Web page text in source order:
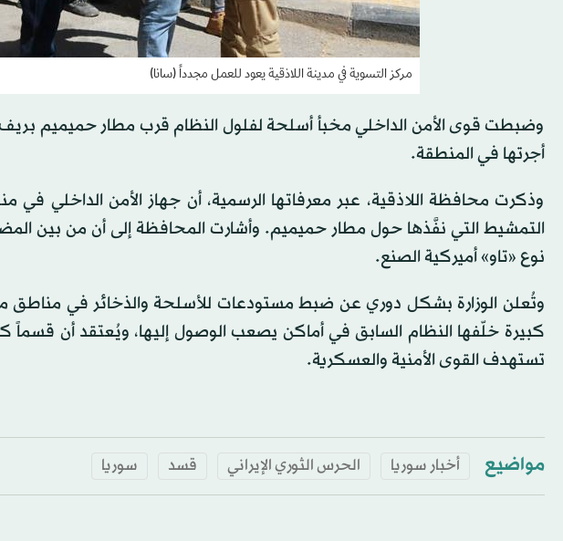
مركز التسوية في مدينة اللاذقية يعود للعمل مجدداً (سانا)
وضبطت قوى الأمن الداخلي مخبأ أسلحة لفلول النظام قرب مطار حميميم بريف
أجرتها في المنطقة.
وذكرت محافظة اللاذقية، عبر معرفاتها الرسمية، أن جهاز الأمن الداخلي
التمشيط التي نفَّذها حول مطار حميميم. وأشارت المحافظة إلى أن من بين
نوع «تاو» أميركية الصنع.
وتُعلن الوزارة بشكل دوري عن ضبط مستودعات للأسلحة والذخائر في مناطق
كبيرة خلّفها النظام السابق في أماكن يصعب الوصول إليها، ويُعتقد أن
تستهدف القوى الأمنية والعسكرية.
مواضيع أخبار سوريا الحرس الثوري الإيراني قسد سوريا